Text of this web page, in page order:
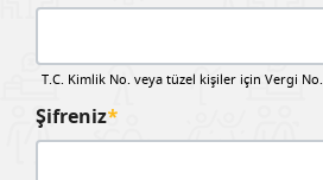
T.C. Kimlik No. veya tüzel kişiler için Vergi No.
Şifreniz*